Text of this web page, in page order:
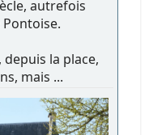
autrefois
la place,
mais ...